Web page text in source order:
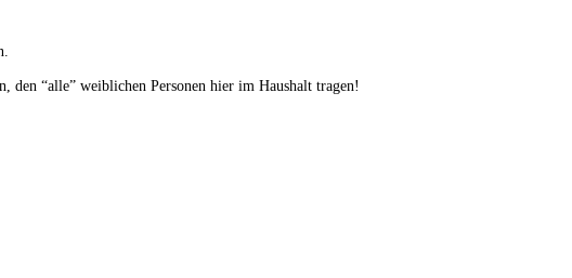
den “alle” weiblichen Personen hier im Haushalt tragen!